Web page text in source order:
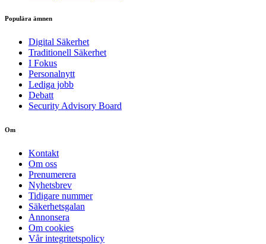
Populära ämnen
Digital Säkerhet
Traditionell Säkerhet
I Fokus
Personalnytt
Lediga jobb
Debatt
Security Advisory Board
Om
Kontakt
Om oss
Prenumerera
Nyhetsbrev
Tidigare nummer
Säkerhetsgalan
Annonsera
Om cookies
Vår integritetspolicy